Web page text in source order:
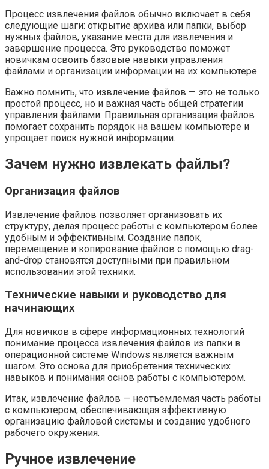
Процесс извлечения файлов обычно включает в себя
следующие шаги: открытие архива или папки, выбор
нужных файлов, указание места для извлечения и
завершение процесса. Это руководство поможет
новичкам освоить базовые навыки управления
файлами и организации информации на их компьютере.
Важно помнить, что извлечение файлов — это не только
простой процесс, но и важная часть общей стратегии
управления файлами. Правильная организация файлов
помогает сохранить порядок на вашем компьютере и
упрощает поиск нужной информации.
Зачем нужно извлекать файлы?
Организация файлов
Извлечение файлов позволяет организовать их
структуру, делая процесс работы с компьютером более
удобным и эффективным. Создание папок,
перемещение и копирование файлов с помощью drag-
and-drop становятся доступными при правильном
использовании этой техники.
Технические навыки и руководство для
начинающих
Для новичков в сфере информационных технологий
понимание процесса извлечения файлов из папки в
операционной системе Windows является важным
шагом. Это основа для приобретения технических
навыков и понимания основ работы с компьютером.
Итак, извлечение файлов — неотъемлемая часть работы
с компьютером, обеспечивающая эффективную
организацию файловой системы и создание удобного
рабочего окружения.
Ручное извлечение